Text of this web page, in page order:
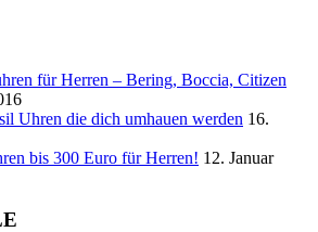
für Herren – Bering, Boccia, Citizen
Uhren die dich umhauen werden 16.
bis 300 Euro für Herren! 12. Januar